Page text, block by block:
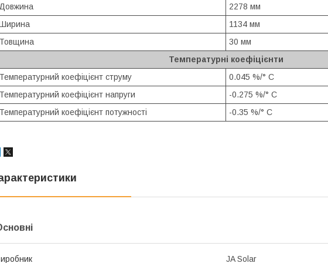
2278 мм
1134 мм
30 мм
Температурні коефіцієнти
коефіцієнт струму
0.045 %/° С
коефіцієнт напруги
-0.275 %/° С
коефіцієнт потужності
-0.35 %/° С
JA Solar